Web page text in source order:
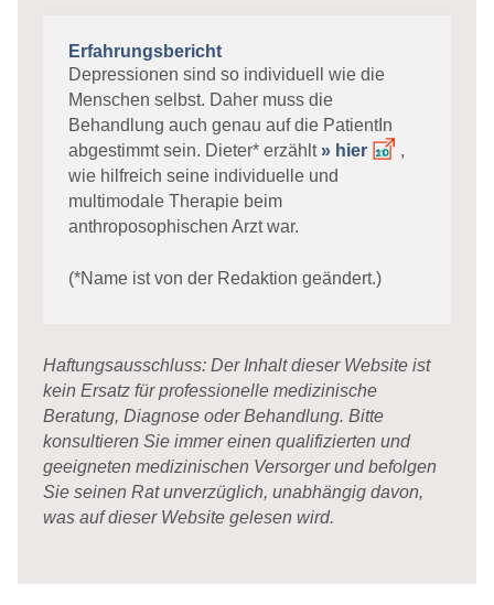
Erfahrungsbericht
Depressionen sind so individuell wie die
Menschen selbst. Daher muss die
Behandlung auch genau auf die PatientIn
abgestimmt sein. Dieter* erzählt» hier
,
wie hilfreich seine individuelle und
multimodale Therapie beim
anthroposophischen Arzt war.
(*Name ist von der Redaktion geändert.)
Haftungsausschluss: Der Inhalt dieser Website ist
kein Ersatz für professionelle medizinische
Beratung, Diagnose oder Behandlung. Bitte
konsultieren Sie immer einen qualifizierten und
geeigneten medizinischen Versorger und befolgen
Sie seinen Rat unverzüglich, unabhängig davon,
was auf dieser Website gelesen wird.